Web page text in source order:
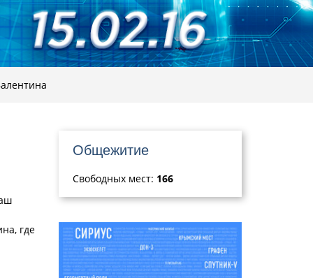
где
Общежитие
Свободных мест: 166